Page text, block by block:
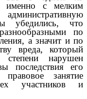
а именно с мелким
убедились, что
по
а значит и по
вреда, который
нарушен
последствия его
занятие
участников и